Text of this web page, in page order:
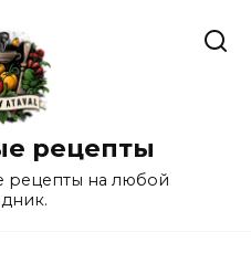
рецепты
рецепты на любой